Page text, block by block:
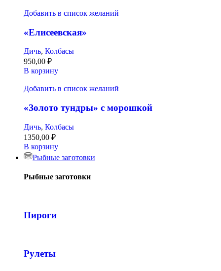
Добавить в список желаний
«Елисеевская»
Дичь, Колбасы
950,00 ₽
В корзину
Добавить в список желаний
«Золото тундры» с морошкой
Дичь, Колбасы
1350,00 ₽
В корзину
Рыбные заготовки
Рыбные заготовки
Пироги
Рулеты